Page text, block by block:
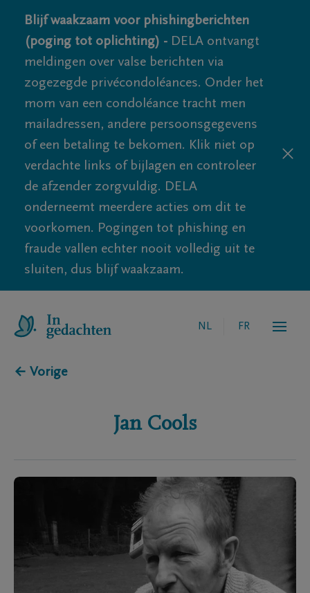
Blijf waakzaam voor phishingberichten
(poging tot oplichting) - DELA ontvangt
meldingen over valse berichten via
zogezegde privécondoléances. Onder het
mom van een condoléance tracht men
mailadressen, andere persoonsgegevens
of een betaling te bekomen. Klik niet op
verdachte links of bijlagen en controleer
de afzender zorgvuldig. DELA
onderneemt meerdere acties om dit te
voorkomen. Pogingen tot phishing en
fraude vallen echter nooit volledig uit te
sluiten, dus blijf waakzaam.
NL FR
← Vorige
Jan Cools